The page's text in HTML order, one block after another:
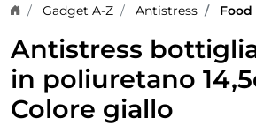
Home page
Gadget A-Z Antistress Food
Antistress
in poliuretano
Colore giallo